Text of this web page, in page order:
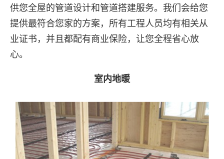
供您全屋的管道设计和管道搭建服务。我们会给您
提供最符合您家的方案，所有工程人员均有相关从
业证书，并且都配有商业保险，让您全程省心放
心。
室内地暖